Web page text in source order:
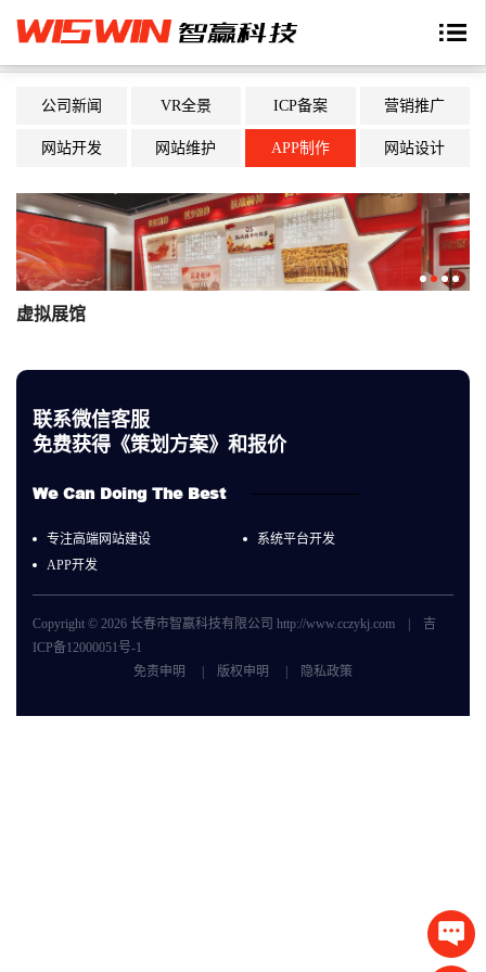
公司新闻 VR全景 ICP备案 营销推广
网站开发 网站维护 APP制作 网站设计
虚拟展馆
数字展厅
联系微信客服
免费获得《策划方案》和报价
We Can Doing The Best
专注高端网站建设
系统平台开发
APP开发
Copyright © 2026 长春市智赢科技有限公司 http://www.cczykj.com | 吉
ICP备12000051号-1
免责申明
版权申明 隐私政策